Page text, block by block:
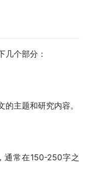
几个部分：
主题和研究内容。
通常在150-250字之